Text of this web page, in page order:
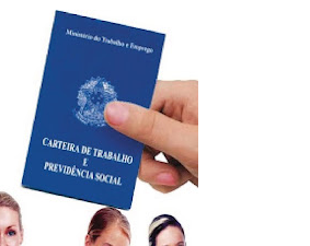
nesta quinta-feira
atenção de motoristas de
em mês decisivo com 72% da meta
antes de morte de trabalhador